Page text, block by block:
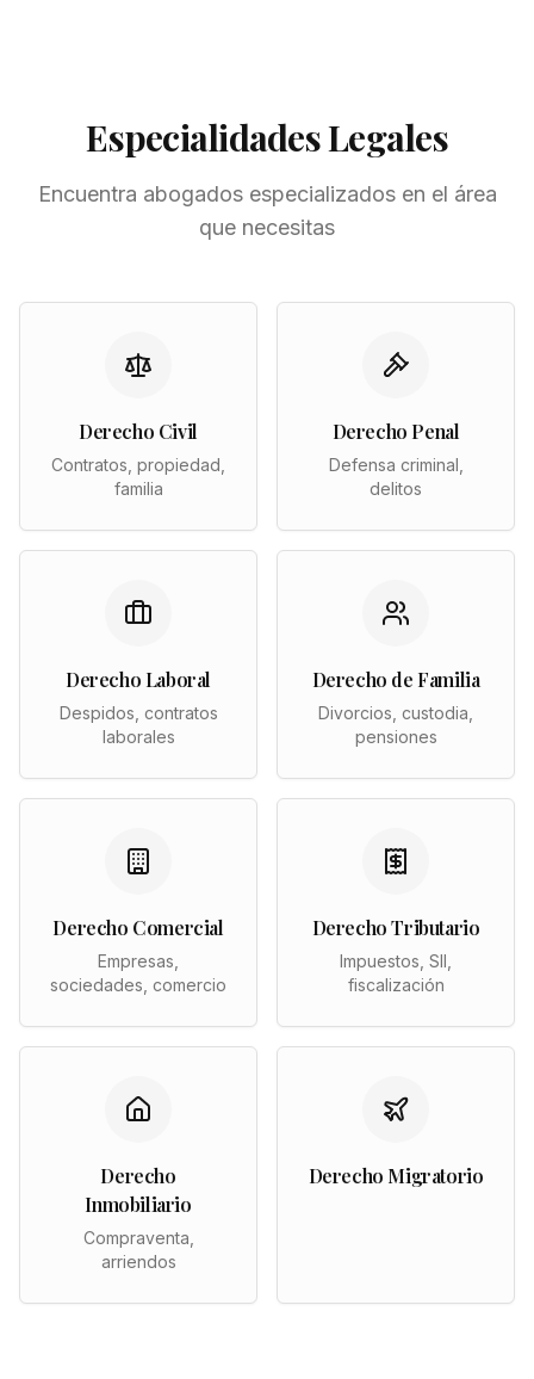
Especialidades Legales
Encuentra abogados especializados en el área
que necesitas
Derecho Civil
Contratos, propiedad,
familia
Derecho Penal
Defensa criminal,
delitos
Derecho Laboral
Despidos, contratos
laborales
Derecho de Familia
Divorcios, custodia,
pensiones
Derecho Comercial
Empresas,
sociedades, comercio
Derecho Tributario
Impuestos, SII,
fiscalización
Derecho
Inmobiliario
Compraventa,
arriendos
Derecho Migratorio